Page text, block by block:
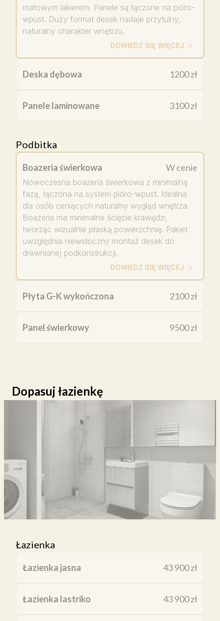
matowym lakierem. Panele są łączone na pióro-
wpust. Duży format desek nadaje przytulny,
naturalny charakter wnętrzu.
DOWIEDZ SIĘ WIĘCEJ
Deska dębowa 1200 zł
Panele laminowane 3100 zł
Podbitka
Boazeria świerkowa W cenie
Nowoczesna boazeria świerkowa z minimalną
fazą, łączona na system pióro-wpust. Idealna
dla osób ceniących naturalny wygląd wnętrza.
Boazeria ma minimalne ścięcie krawędzi,
tworząc wizualnie płaską powierzchnię. Pakiet
uwzględnia niewidoczny montaż desek do
drewnianej podkonstrukcji.
DOWIEDZ SIĘ WIĘCEJ
Płyta G-K wykończona 2100 zł
Panel świerkowy 9500 zł
Dopasuj łazienkę
Łazienka
Łazienka jasna 43 900 zł
Łazienka lastriko 43 900 zł